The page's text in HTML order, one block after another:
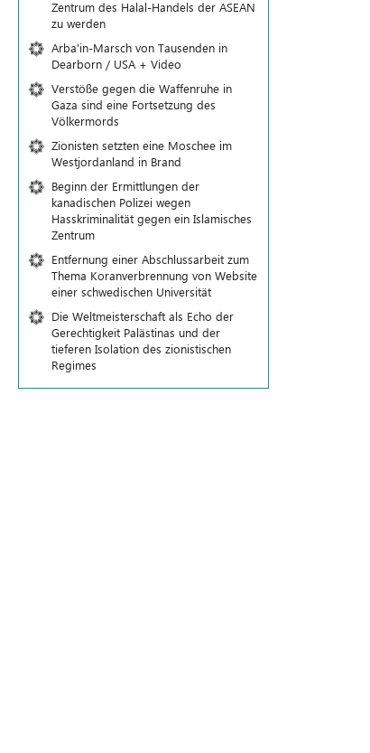
Zentrum des Halal-Handels der ASEAN
zu werden
Arba'in-Marsch von Tausenden in
Dearborn / USA + Video
Verstöße gegen die Waffenruhe in
Gaza sind eine Fortsetzung des
Völkermords
Zionisten setzten eine Moschee im
Westjordanland in Brand
Beginn der Ermittlungen der
kanadischen Polizei wegen
Hasskriminalität gegen ein Islamisches
Zentrum
Entfernung einer Abschlussarbeit zum
Thema Koranverbrennung von Website
einer schwedischen Universität
Die Weltmeisterschaft als Echo der
Gerechtigkeit Palästinas und der
tieferen Isolation des zionistischen
Regimes